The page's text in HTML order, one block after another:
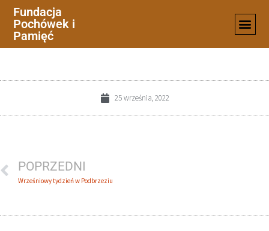
Fundacja
Pochówek i
Pamięć
15
25 września, 2022
POPRZEDNI
Wrześniowy tydzień w Podbrzeziu